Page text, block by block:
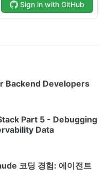
Backend Developers
Part 5 - Debugging
Data
코딩 경험: 에이전트